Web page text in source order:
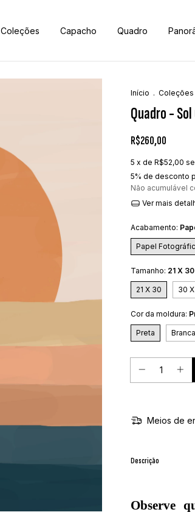
Coleções Capacho Quadro
Início . Coleções
Quadro -
R$260,00
5 x de R$52,00
5% de desconto
Não acumulável
Ver mais
Acabamento:
Papel
Tamanho: 21 X 30
21 X 30 30
Cor da moldura:
Preta Branca
Meios de
Descrição
Observe